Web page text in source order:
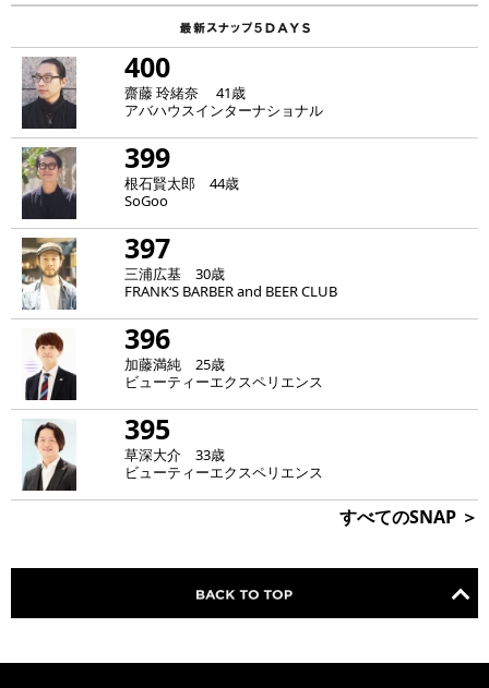
400
齋藤 玲緒奈 41歳
アバハウスインターナショナル
399
根石賢太郎 44歳
SoGoo
397
三浦広基 30歳
FRANK‘S BARBER and BEER CLUB
396
加藤満純 25歳
ビューティーエクスペリエンス
395
草深大介 33歳
ビューティーエクスペリエンス
すべてのSNAP ＞